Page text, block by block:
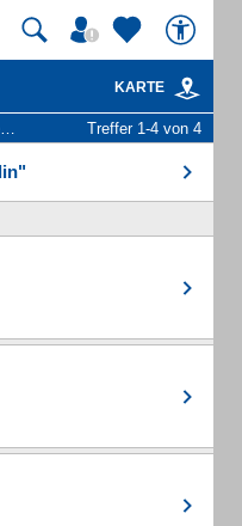
KARTE
Treffer 1-4 von 4